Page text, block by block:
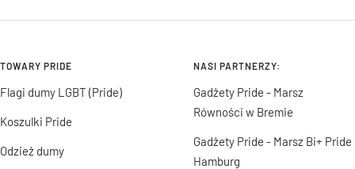
TOWARY PRIDE
Flagi dumy LGBT (Pride)
Koszulki Pride
Odzież dumy
NASI PARTNERZY:
Gadżety Pride - Marsz
Równości w Bremie
Gadżety Pride - Marsz Bi+ Pride
Hamburg